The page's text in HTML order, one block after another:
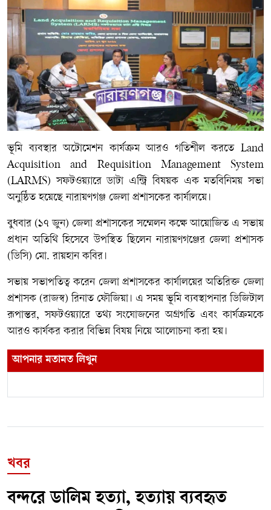
ভূমি ব্যবস্থার অটোমেশন কার্যক্রম আরও গতিশীল করতে Land
Acquisition and Requisition Management System
(LARMS) সফটওয়্যারে ডাটা এন্ট্রি বিষয়ক এক মতবিনিময় সভা
অনুষ্ঠিত হয়েছে নারায়ণগঞ্জ জেলা প্রশাসকের কার্যালয়ে।
বুধবার (১৭ জুন) জেলা প্রশাসকের সম্মেলন কক্ষে আয়োজিত এ সভায়
প্রধান অতিথি হিসেবে উপস্থিত ছিলেন নারায়ণগঞ্জের জেলা প্রশাসক
(ডিসি) মো. রায়হান কবির।
সভায় সভাপতিত্ব করেন জেলা প্রশাসকের কার্যালয়ের অতিরিক্ত জেলা
প্রশাসক (রাজস্ব) রিনাত ফৌজিয়া। এ সময় ভূমি ব্যবস্থাপনার ডিজিটাল
রূপান্তর, সফটওয়্যারে তথ্য সংযোজনের অগ্রগতি এবং কার্যক্রমকে
আরও কার্যকর করার বিভিন্ন বিষয় নিয়ে আলোচনা করা হয়।
আপনার মতামত লিখুন
খবর
বন্দরে ডালিম হত্যা, হত্যায় ব্যবহৃত